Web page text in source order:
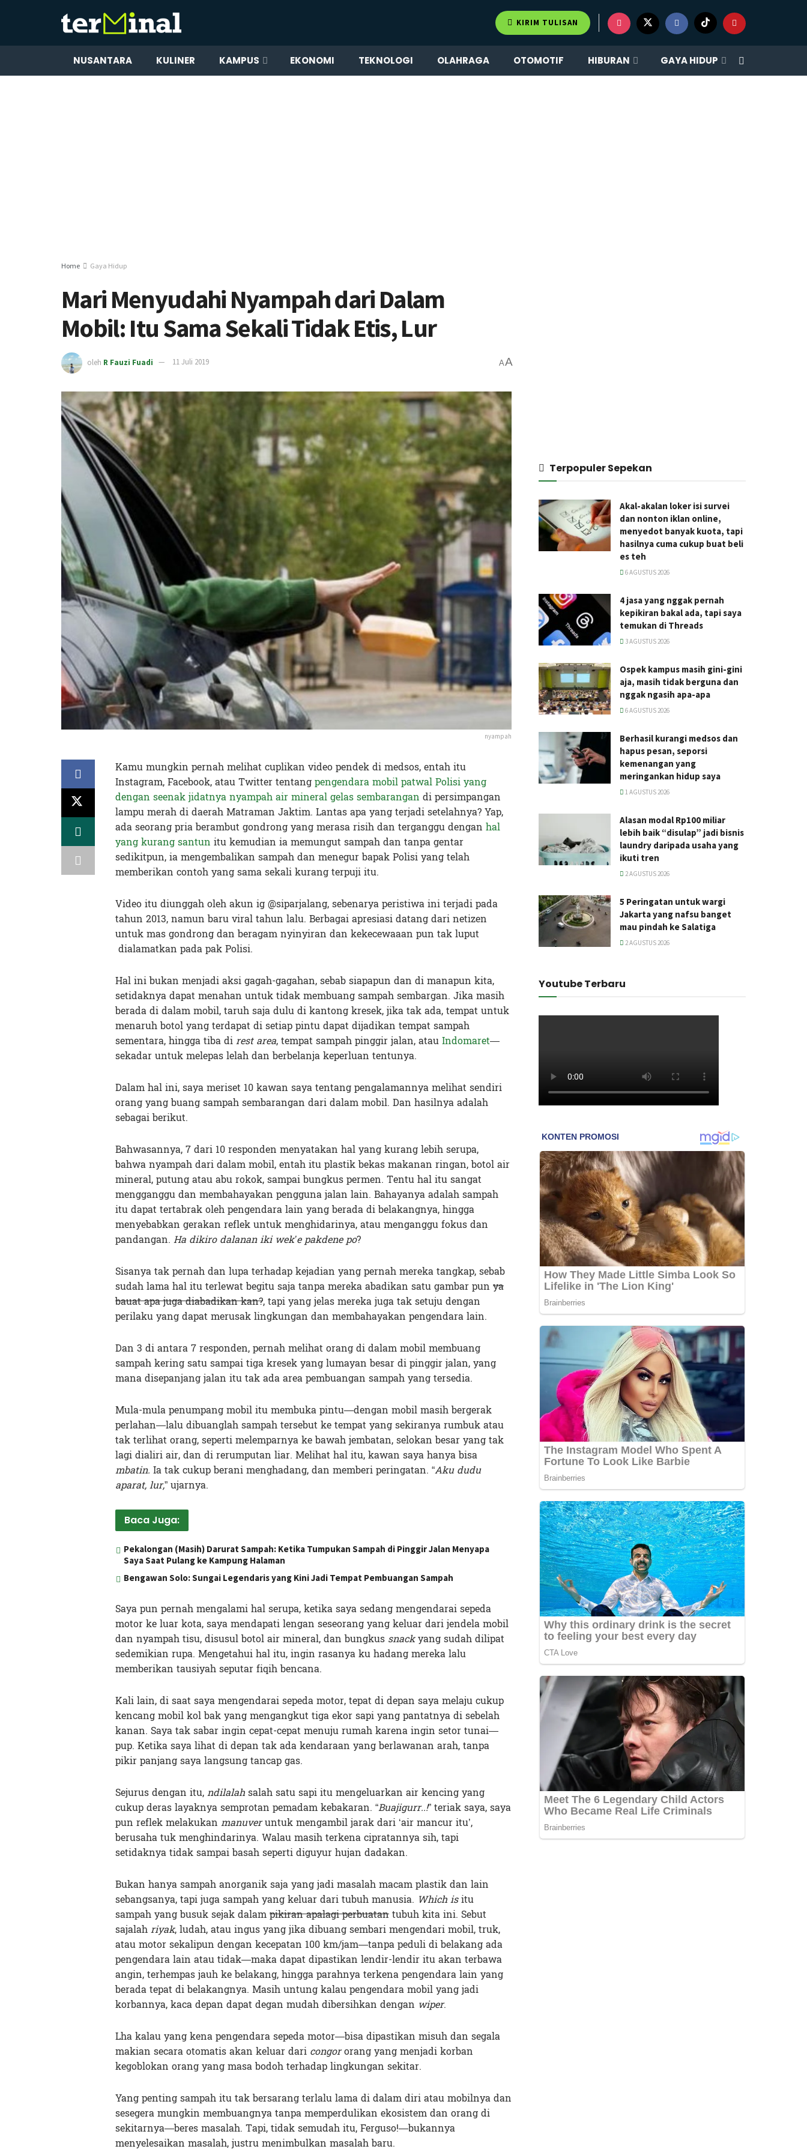
KIRIM TULISAN
NUSANTARA KULINER KAMPUS EKONOMI TEKNOLOGI OLAHRAGA OTOMOTIF HIBURAN GAYA HIDUP
Home Gaya Hidup
Mari Menyudahi Nyampah dari Dalam
Mobil: Itu Sama Sekali Tidak Etis, Lur
oleh R Fauzi Fuadi 11 Juli 2019 AA
nyampah
Kamu mungkin pernah melihat cuplikan video pendek di medsos, entah itu
Instagram, Facebook, atau Twitter tentangpengendara mobil patwal Polisi yang
dengan seenak jidatnya nyampah air mineral gelas sembarangan di persimpangan
lampu merah di daerah Matraman Jaktim. Lantas apa yang terjadi setelahnya? Yap,
ada seorang pria berambut gondrong yang merasa risih dan terganggu dengan hal
yang kurang santun itu kemudian ia memungut sampah dan tanpa gentar
sedikitpun, ia mengembalikan sampah dan menegur bapak Polisi yang telah
memberikan contoh yang sama sekali kurang terpuji itu.
Video itu diunggah oleh akun ig @siparjalang, sebenarya peristiwa ini terjadi pada
tahun 2013, namun baru viral tahun lalu. Berbagai apresiasi datang dari netizen
untuk mas gondrong dan beragam nyinyiran dan kekecewaaan pun tak luput
dialamatkan pada pak Polisi.
Hal ini bukan menjadi aksi gagah-gagahan, sebab siapapun dan di manapun kita,
setidaknya dapat menahan untuk tidak membuang sampah sembargan. Jika masih
berada di dalam mobil, taruh saja dulu di kantong kresek, jika tak ada, tempat untuk
menaruh botol yang terdapat di setiap pintu dapat dijadikan tempat sampah
sementara, hingga tiba direst area, tempat sampah pinggir jalan, atauIndomaret—
sekadar untuk melepas lelah dan berbelanja keperluan tentunya.
Dalam hal ini, saya meriset 10 kawan saya tentang pengalamannya melihat sendiri
orang yang buang sampah sembarangan dari dalam mobil. Dan hasilnya adalah
sebagai berikut.
Bahwasannya, 7 dari 10 responden menyatakan hal yang kurang lebih serupa,
bahwa nyampah dari dalam mobil, entah itu plastik bekas makanan ringan, botol air
mineral, putung atau abu rokok, sampai bungkus permen. Tentu hal itu sangat
mengganggu dan membahayakan pengguna jalan lain. Bahayanya adalah sampah
itu dapat tertabrak oleh pengendara lain yang berada di belakangnya, hingga
menyebabkan gerakan reflek untuk menghidarinya, atau menganggu fokus dan
pandangan. Ha dikiro dalanan iki wek’e pakdene po?
Sisanya tak pernah dan lupa terhadap kejadian yang pernah mereka tangkap, sebab
sudah lama hal itu terlewat begitu saja tanpa mereka abadikan satu gambar pun ya
bauat apa juga diabadikan kan?, tapi yang jelas mereka juga tak setuju dengan
perilaku yang dapat merusak lingkungan dan membahayakan pengendara lain.
Dan 3 di antara 7 responden, pernah melihat orang di dalam mobil membuang
sampah kering satu sampai tiga kresek yang lumayan besar di pinggir jalan, yang
mana disepanjang jalan itu tak ada area pembuangan sampah yang tersedia.
Mula-mula penumpang mobil itu membuka pintu—dengan mobil masih bergerak
perlahan—lalu dibuanglah sampah tersebut ke tempat yang sekiranya rumbuk atau
tak terlihat orang, seperti melemparnya ke bawah jembatan, selokan besar yang tak
lagi dialiri air, dan di rerumputan liar. Melihat hal itu, kawan saya hanya bisa
mbatin. Ia tak cukup berani menghadang, dan memberi peringatan. “Aku dudu
aparat, lur,” ujarnya.
Baca Juga:
Pekalongan (Masih) Darurat Sampah: Ketika Tumpukan Sampah di Pinggir Jalan Menyapa
Saya Saat Pulang ke Kampung Halaman
Bengawan Solo: Sungai Legendaris yang Kini Jadi Tempat Pembuangan Sampah
Saya pun pernah mengalami hal serupa, ketika saya sedang mengendarai sepeda
motor ke luar kota, saya mendapati lengan seseorang yang keluar dari jendela mobil
dan nyampah tisu, disusul botol air mineral, dan bungkus snackyang sudah dilipat
sedemikian rupa. Mengetahui hal itu, ingin rasanya ku hadang mereka lalu
memberikan tausiyah seputar fiqih bencana.
Kali lain, di saat saya mengendarai sepeda motor, tepat di depan saya melaju cukup
kencang mobil kol bak yang mengangkut tiga ekor sapi yang pantatnya di sebelah
kanan. Saya tak sabar ingin cepat-cepat menuju rumah karena ingin setor tunai—
pup. Ketika saya lihat di depan tak ada kendaraan yang berlawanan arah, tanpa
pikir panjang saya langsung tancap gas.
Sejurus dengan itu,ndilalahsalah satu sapi itu mengeluarkan air kencing yang
cukup deras layaknya semprotan pemadam kebakaran. “Buajigurr..!” teriak saya, saya
pun reflek melakukan manuveruntuk mengambil jarak dari ‘air mancur itu’,
berusaha tuk menghindarinya. Walau masih terkena cipratannya sih, tapi
setidaknya tidak sampai basah seperti diguyur hujan dadakan.
Bukan hanya sampah anorganik saja yang jadi masalah macam plastik dan lain
sebangsanya, tapi juga sampah yang keluar dari tubuh manusia. Which isitu
sampah yang busuk sejak dalampikiran apalagi perbuatantubuh kita ini. Sebut
sajalahriyak, ludah, atau ingus yang jika dibuang sembari mengendari mobil, truk,
atau motor sekalipun dengan kecepatan 100 km/jam—tanpa peduli di belakang ada
pengendara lain atau tidak—maka dapat dipastikan lendir-lendir itu akan terbawa
angin, terhempas jauh ke belakang, hingga parahnya terkena pengendara lain yang
berada tepat di belakangnya. Masih untung kalau pengendara mobil yang jadi
korbannya, kaca depan dapat degan mudah dibersihkan dengan wiper.
Lha kalau yang kena pengendara sepeda motor—bisa dipastikan misuh dan segala
makian secara otomatis akan keluar dari congororang yang menjadi korban
kegoblokan orang yang masa bodoh terhadap lingkungan sekitar.
Yang penting sampah itu tak bersarang terlalu lama di dalam diri atau mobilnya dan
sesegera mungkin membuangnya tanpa memperdulikan ekosistem dan orang di
sekitarnya—beres masalah. Tapi, tidak semudah itu, Ferguso!—bukannya
menyelesaikan masalah, justru menimbulkan masalah baru.
Terpopuler Sepekan
Akal-akalan loker isi survei
dan nonton iklan online,
menyedot banyak kuota, tapi
hasilnya cuma cukup buat beli
es teh
6 AGUSTUS 2026
4 jasa yang nggak pernah
kepikiran bakal ada, tapi saya
temukan di Threads
3 AGUSTUS 2026
Ospek kampus masih gini-gini
aja, masih tidak berguna dan
nggak ngasih apa-apa
6 AGUSTUS 2026
Berhasil kurangi medsos dan
hapus pesan, seporsi
kemenangan yang
meringankan hidup saya
1 AGUSTUS 2026
Alasan modal Rp100 miliar
lebih baik “disulap” jadi bisnis
laundry daripada usaha yang
ikuti tren
2 AGUSTUS 2026
5 Peringatan untuk wargi
Jakarta yang nafsu banget
mau pindah ke Salatiga
2 AGUSTUS 2026
Youtube Terbaru